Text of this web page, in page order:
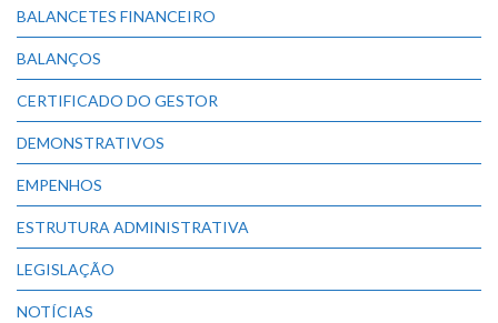
BALANCETES FINANCEIRO
BALANÇOS
CERTIFICADO DO GESTOR
DEMONSTRATIVOS
EMPENHOS
ESTRUTURA ADMINISTRATIVA
LEGISLAÇÃO
NOTÍCIAS